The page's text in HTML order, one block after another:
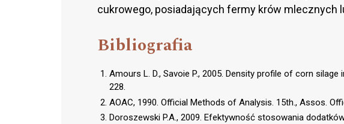
cukrowego, posiadających fermy krów mlecznych
Bibliografia
Amours L. D., Savoie P., 2005. Density profile of corn
228.
AOAC, 1990. Official Methods of Analysis. 15th., Assos.
Doroszewski P.A., 2009. Efektywność stosowania